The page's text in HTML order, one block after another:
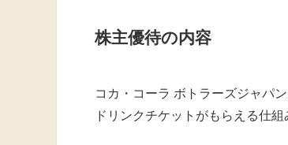
株主優待の内容
コカ・コーラ ボトラーズジャパ
ドリンクチケットがもらえる仕組